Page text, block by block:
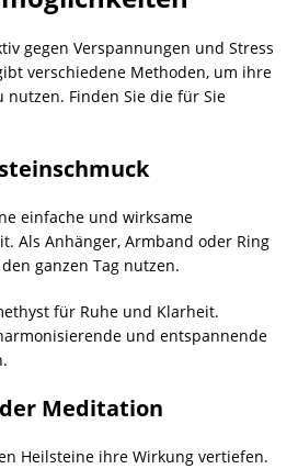
gegen Verspannungen und Stress
verschiedene Methoden, um ihre
Finden Sie die für Sie
einfache und wirksame
Als Anhänger, Armband oder Ring
ganzen Tag nutzen.
für Ruhe und Klarheit.
und entspannende
Meditation
Heilsteine ihre Wirkung vertiefen.